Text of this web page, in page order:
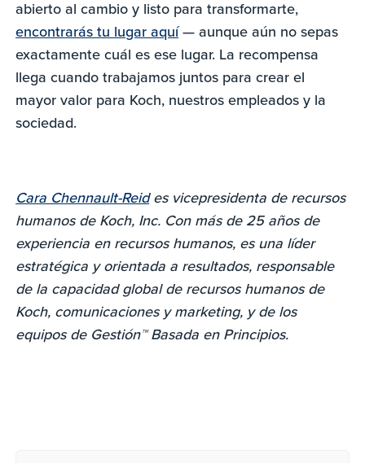
abierto al cambio y listo para transformarte,
encontrarás tu lugar aquí— aunque aún no sepas
exactamente cuál es ese lugar. La recompensa
llega cuando trabajamos juntos para crear el
mayor valor para Koch, nuestros empleados y la
sociedad.
Cara Chennault-Reides vicepresidenta de recursos
humanos de Koch, Inc. Con más de 25 años de
experiencia en recursos humanos, es una líder
estratégica y orientada a resultados, responsable
de la capacidad global de recursos humanos de
Koch, comunicaciones y marketing, y de los
equipos de Gestión™ Basada en Principios.